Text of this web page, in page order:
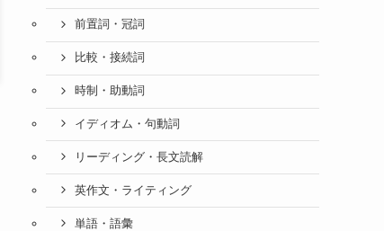
前置詞・冠詞
比較・接続詞
時制・助動詞
イディオム・句動詞
リーディング・長文読解
英作文・ライティング
単語・語彙